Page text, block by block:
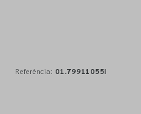
Referência: 01.79911055I